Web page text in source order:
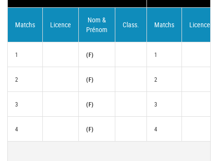
Matchs Licence
Nom &
Prénom
Class. Matchs Licence
1 (F) 1
2 (F) 2
3 (F) 3
4 (F) 4